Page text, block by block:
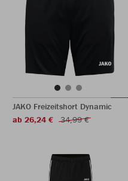
JAKO Freizeitshort Dynamic
ab 26,24 €
34,99 €